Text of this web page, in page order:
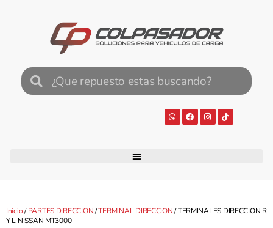
Inicio/PARTES DIRECCION/TERMINAL DIRECCION/ TERMINALES DIRECCION R
Y L NISSAN MT3000